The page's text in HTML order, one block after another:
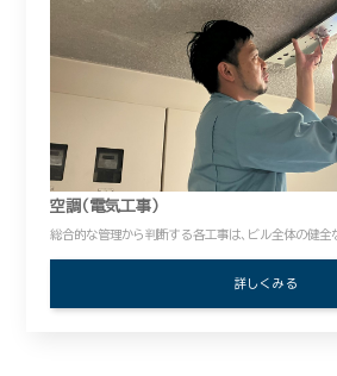
空調（電気工事）
総合的な管理から判断する各工事は、ビル全体の健全
詳しくみる